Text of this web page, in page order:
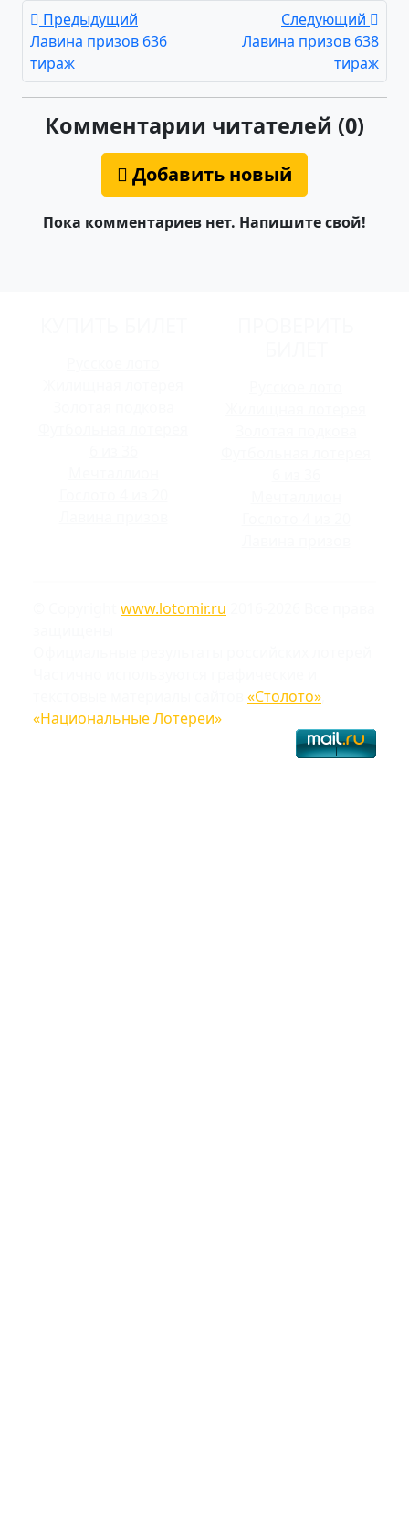
Предыдущий
Лавина призов 636
тираж
Следующий
Лавина призов 638
тираж
Комментарии читателей (0)
Добавить новый
Пока комментариев нет. Напишите свой!
www.lotomir.ru
«Столото»
«Национальные Лотереи»